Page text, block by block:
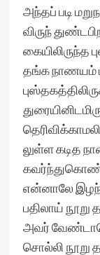
அந்தப் படி
விருந்
கையிலிருந்த
தங்க நாணயம்
லுள்ள கடித
என்னாலே
பதிலாய்
அவர்
சொல்லி